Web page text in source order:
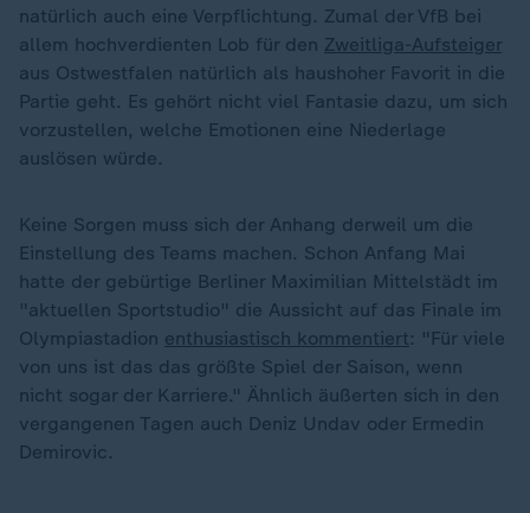
natürlich auch eine Verpflichtung. Zumal der VfB bei
allem hochverdienten Lob für den Zweitliga-Aufsteiger
aus Ostwestfalen natürlich als haushoher Favorit in die
Partie geht. Es gehört nicht viel Fantasie dazu, um sich
vorzustellen, welche Emotionen eine Niederlage
auslösen würde.
Keine Sorgen muss sich der Anhang derweil um die
Einstellung des Teams machen. Schon Anfang Mai
hatte der gebürtige Berliner Maximilian Mittelstädt im
"aktuellen Sportstudio" die Aussicht auf das Finale im
Olympiastadion enthusiastisch kommentiert: "Für viele
von uns ist das das größte Spiel der Saison, wenn
nicht sogar der Karriere." Ähnlich äußerten sich in den
vergangenen Tagen auch Deniz Undav oder Ermedin
Demirovic.